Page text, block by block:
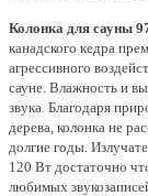
Колонка для сауны
канадского кедра
агрессивного
сауне. Влажность и
звука. Благодаря
дерева, колонка не
долгие годы.
120 Вт достаточно
любимых